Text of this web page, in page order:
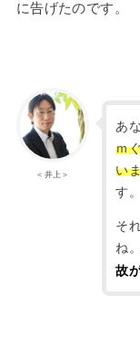
に告げたのです。
＜井上＞
あ
ｍ
い
す。
そ
ね
故